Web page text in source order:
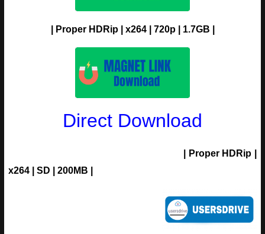
| Proper HDRip | x264 | 720p | 1.7GB |
Direct Download
| Proper HDRip |
x264 | SD | 200MB |